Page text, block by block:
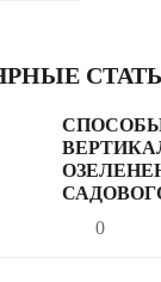
0